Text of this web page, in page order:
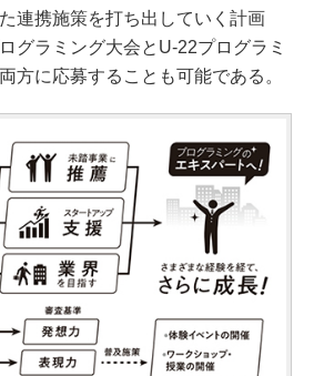
連携施策を打ち出していく計画
グラミング大会とU-22プログラミ
方に応募することも可能である。